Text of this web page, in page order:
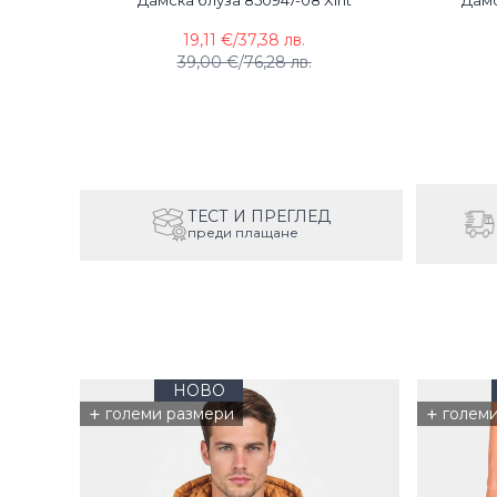
39,00 €/76,28 лв.
19,11 €/37,38 лв.
ТЕСТ И ПРЕГЛЕД
преди плащане
НОВО
+ големи размери +